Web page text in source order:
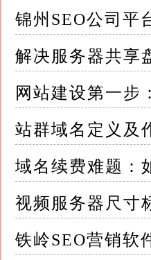
二、服务器开机密
着多种原因，主要包
要性认识不足，忽视
2.操作不规范：在服
置错误或遗漏
例如，未按照企业安
3.密码管理不善：缺
码泄露等问题
此外，密码的存储
锦州SEO公司平
解决服务器共享
网站建设第一步
站群域名定义及
域名续费难题：
视频服务器尺寸
铁岭SEO营销软